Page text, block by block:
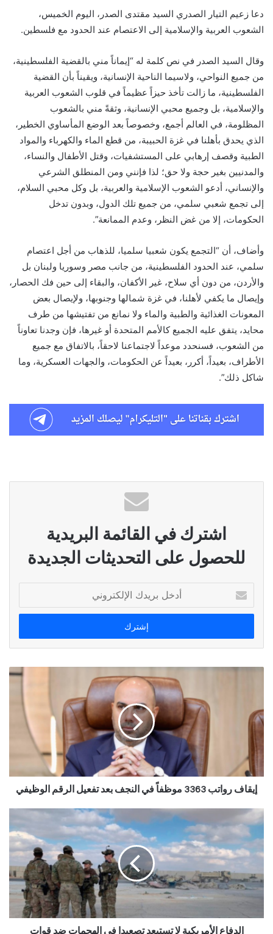
دعا زعيم التيار الصدري السيد مقتدى الصدر، اليوم الخميس،
الشعوب العربية والإسلامية إلى الاعتصام عند الحدود مع فلسطين.
وقال السيد الصدر في نص كلمة له “إيماناً مني بالقضية الفلسطينية،
من جميع النواحي، ولاسيما الناحية الإنسانية، ويقيناً بأن القضية
الفلسطينية، ما زالت تأخذ حيزاً عظيماً في قلوب الشعوب العربية
والإسلامية، بل وجميع محبي الإنسانية، وثقةً مني بالشعوب
المظلومة، في العالم أجمع، وخصوصاً بعد الوضع المأساوي الخطير،
الذي يحدق بأهلنا في غزة الحبيبة، من قطع الماء والكهرباء والمواد
الطبية وقصف إرهابي على المستشفيات، وقتل الأطفال والنساء،
والمدنيين بغير حجة ولا حق؛ لذا فإنني ومن المنطلق الشرعي
والإنساني، أدعو الشعوب الإسلامية والعربية، بل وكل محبي السلام،
إلى تجمع شعبي سلمي، من جميع تلك الدول، وبدون تدخل
الحكومات، إلا من غض النظر، وعدم الممانعة”.
وأضاف، أن “التجمع يكون شعبيا سلميا، للذهاب من أجل اعتصام
سلمي، عند الحدود الفلسطينية، من جانب مصر وسوريا ولبنان بل
والأردن، من دون أي سلاح، غير الأكفان، والبقاء إلى حين فك الحصار،
وإيصال ما يكفي لأهلنا، في غزة شمالها وجنوبها، ولإيصال بعض
المعونات الغذائية والطبية والماء ولا نمانع من تفتيشها من طرف
محايد، يتفق عليه الجميع كالأمم المتحدة أو غيرها، فإن وجدنا تعاوناً
من الشعوب، فسنحدد موعداً لاجتماعنا لاحقاً، بالاتفاق مع جميع
الأطراف، بعيداً، أكرر، بعيداً عن الحكومات، والجهات العسكرية، وما
شاكل ذلك”.
اشترك في القائمة البريدية
للحصول على التحديثات الجديدة
بريدك
الإلكتروني
إيقاف رواتب 3363 موظفاً في النجف بعد تفعيل الرقم الوظيفي
الدفاع الأمريكية لا تستبعد تصعيدا في الهجمات ضد قوات